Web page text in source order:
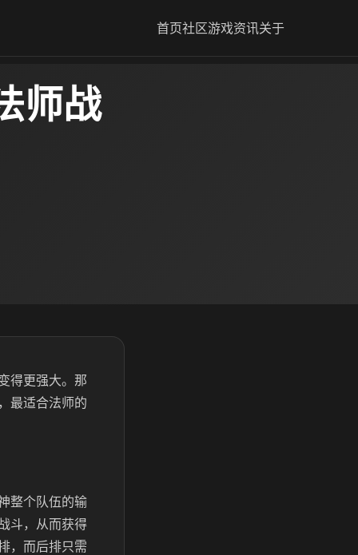
首页社区游戏资讯关于
师战
得更强大。那
最适合法师的
整个队伍的输
斗，从而获得
，而后排只需